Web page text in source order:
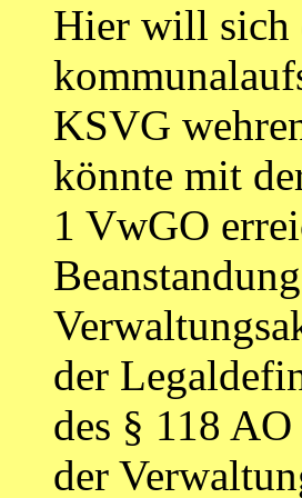
Hier will sich
KSVG
könnte mit
1 VwGO
der
des § 118
der